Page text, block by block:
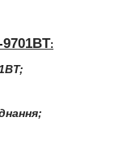
:
;